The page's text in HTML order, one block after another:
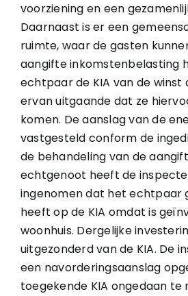
voorziening en een
Daarnaast is er een
ruimte, waar de gasten
aangifte inkomstenbelasting
echtpaar de KIA van de winst
ervan uitgaande dat ze
komen. De aanslag van de
vastgesteld conform de
de behandeling van de
echtgenoot heeft de
ingenomen dat het echtpaar
heeft op de KIA omdat is
woonhuis. Dergelijke
uitgezonderd van de KIA. De
een navorderingsaanslag
toegekende KIA ongedaan te